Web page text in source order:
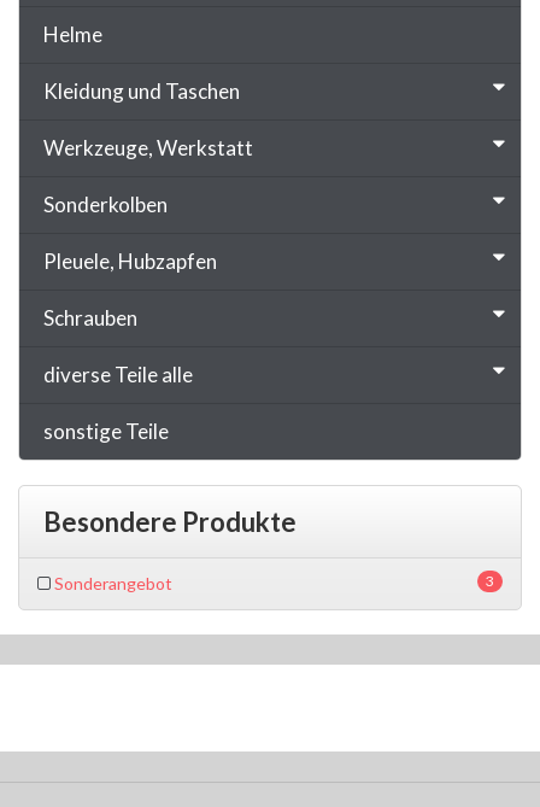
Helme
Kleidung und Taschen
Werkzeuge, Werkstatt
Sonderkolben
Pleuele, Hubzapfen
Schrauben
diverse Teile alle
sonstige Teile
Besondere Produkte
3
Sonderangebot